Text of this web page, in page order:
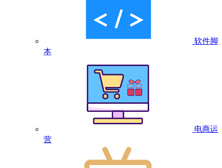
软件脚
本
电商运
营